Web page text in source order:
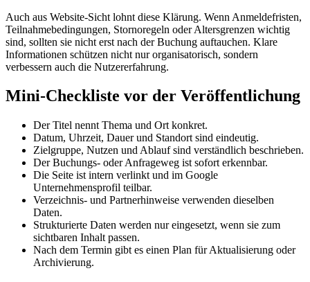
Auch aus Website-Sicht lohnt diese Klärung. Wenn Anmeldefristen,
Teilnahmebedingungen, Stornoregeln oder Altersgrenzen wichtig
sind, sollten sie nicht erst nach der Buchung auftauchen. Klare
Informationen schützen nicht nur organisatorisch, sondern
verbessern auch die Nutzererfahrung.
Mini-Checkliste vor der Veröffentlichung
Der Titel nennt Thema und Ort konkret.
Datum, Uhrzeit, Dauer und Standort sind eindeutig.
Zielgruppe, Nutzen und Ablauf sind verständlich beschrieben.
Der Buchungs- oder Anfrageweg ist sofort erkennbar.
Die Seite ist intern verlinkt und im Google
Unternehmensprofil teilbar.
Verzeichnis- und Partnerhinweise verwenden dieselben
Daten.
Strukturierte Daten werden nur eingesetzt, wenn sie zum
sichtbaren Inhalt passen.
Nach dem Termin gibt es einen Plan für Aktualisierung oder
Archivierung.